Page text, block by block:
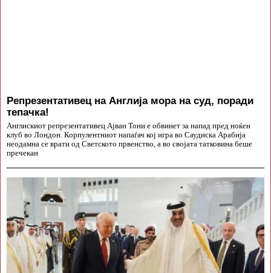
Репрезентативец на Англија мора на суд, поради
тепачка!
Англискиот репрезентативец Ајван Тони е обвинет за напад пред ноќен
клуб во Лондон. Корпулентниот напаѓач кој игра во Саудиска Арабија
неодамна се врати од Светското првенство, а во својата татковина беше
пречекан